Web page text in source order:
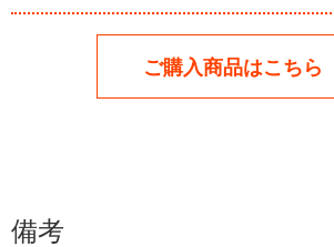
ご購入商品はこちら
備考